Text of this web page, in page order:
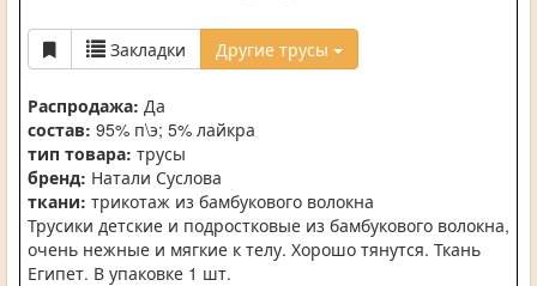
Закладки Другие трусы
Распродажа: Да
состав: 95% п\э; 5% лайкра
тип товара: трусы
бренд: Натали Суслова
ткани: трикотаж из бамбукового волокна
Трусики детские и подростковые из бамбукового волокна,
очень нежные и мягкие к телу. Хорошо тянутся. Ткань
Египет. В упаковке 1 шт.